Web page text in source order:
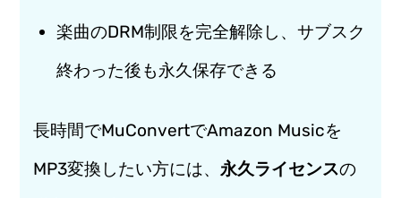
楽曲のDRM制限を完全解除し、サブスク
終わった後も永久保存できる
長時間でMuConvertでAmazon Musicを
MP3変換したい方には、 永久ライセンスの